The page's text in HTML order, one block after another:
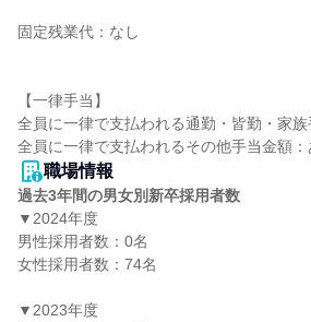
固定残業代：なし
【一律手当】
全員に一律で支払われる通勤・皆勤・家族
職場情報
過去3年間の男女別新卒採用者数
▼2024年度
男性採用者数：0名
女性採用者数：74名
▼2023年度